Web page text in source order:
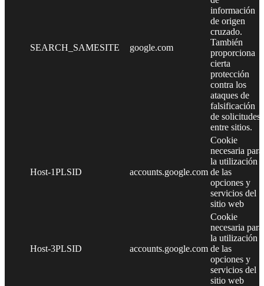
SEARCH_SAMESITE google.com
información
de origen
cruzado.
También
proporciona
cierta
protección
contra los
ataques de
falsificación
de solicitudes
entre sitios.
Host-1PLSID accounts.google.com
Cookie
necesaria para
la utilización
de las
opciones y
servicios del
sitio web
Host-3PLSID accounts.google.com
Cookie
necesaria para
la utilización
de las
opciones y
servicios del
sitio web